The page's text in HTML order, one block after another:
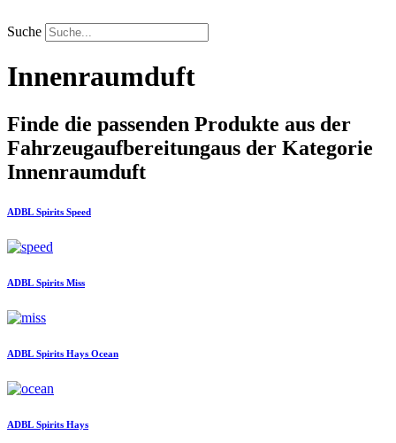
Inhalt
springen
Suche
Innenraumduft
Finde die passenden Produkte aus der
Fahrzeugaufbereitungaus der Kategorie
Innenraumduft
ADBL Spirits Speed
ADBL Spirits Miss
ADBL Spirits Hays Ocean
ADBL Spirits Hays